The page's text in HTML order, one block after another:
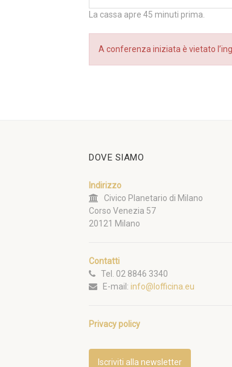
La cassa apre 45 minuti prima.
A conferenza iniziata è vietato
DOVE SIAMO
Indirizzo
Civico Planetario di Milano
Corso Venezia 57
20121 Milano
Contatti
Tel. 02 8846 3340
E-mail: info@lofficina.eu
Privacy policy
Iscriviti alla newsletter